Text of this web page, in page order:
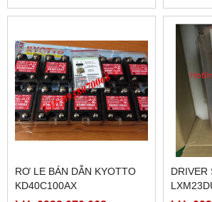
RƠ LE BÁN DẪN KYOTTO
KD40C100AX
DRIVER
KHIỂN